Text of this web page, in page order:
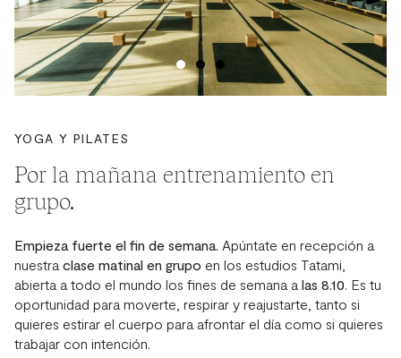
YOGA Y PILATES
Por la mañana entrenamiento en
grupo.
Empieza fuerte el fin de semana. Apúntate en recepción a
nuestra clase matinal en grupo en los estudios Tatami,
abierta a todo el mundo los fines de semana a las 8.10. Es tu
oportunidad para moverte, respirar y reajustarte, tanto si
quieres estirar el cuerpo para afrontar el día como si quieres
trabajar con intención.